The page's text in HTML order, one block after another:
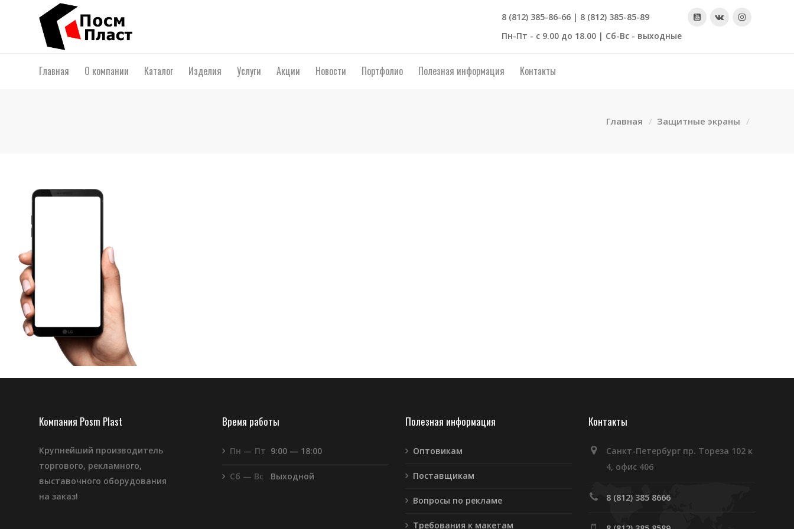
8 (812) 385-86-66 | 8 (812) 385-85-89
Пн-Пт - с 9.00 до 18.00 | Сб-Вс - выходные
Главная О компании Каталог Изделия Услуги Акции Новости Портфолио Полезная информация Контакты
Главная Защитные экраны
Компания Posm Plast
Крупнейший производитель
торгового, рекламного,
выставочного оборудования
на заказ!
Время работы
Пн — Пт 9:00 — 18:00
Сб — Вс Выходной
Полезная информация
Оптовикам
Поставщикам
Вопросы по рекламе
Требования к макетам
Контакты
Санкт-Петербург пр. Тореза 102 к
4, офис 406
8 (812) 385 8666